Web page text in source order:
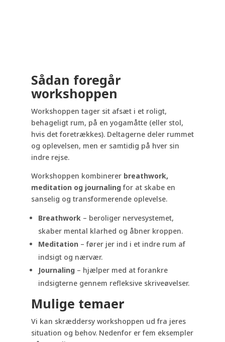
Sådan foregår
workshoppen
Workshoppen tager sit afsæt i et roligt,
behageligt rum, på en yogamåtte (eller stol,
hvis det foretrækkes). Deltagerne deler rummet
og oplevelsen, men er samtidig på hver sin
indre rejse.
Workshoppen kombinerer breathwork,
meditation og journalingfor at skabe en
sanselig og transformerende oplevelse.
Breathwork– beroliger nervesystemet,
skaber mental klarhed og åbner kroppen.
Meditation– fører jer ind i et indre rum af
indsigt og nærvær.
Journaling– hjælper med at forankre
indsigterne gennem refleksive skriveøvelser.
Mulige temaer
Vi kan skræddersy workshoppen ud fra jeres
situation og behov. Nedenfor er fem eksempler